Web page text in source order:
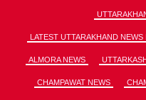
LATEST UTTARAKHAND NEWS
ALMORA NEWS
CHAMPAWAT NEWS